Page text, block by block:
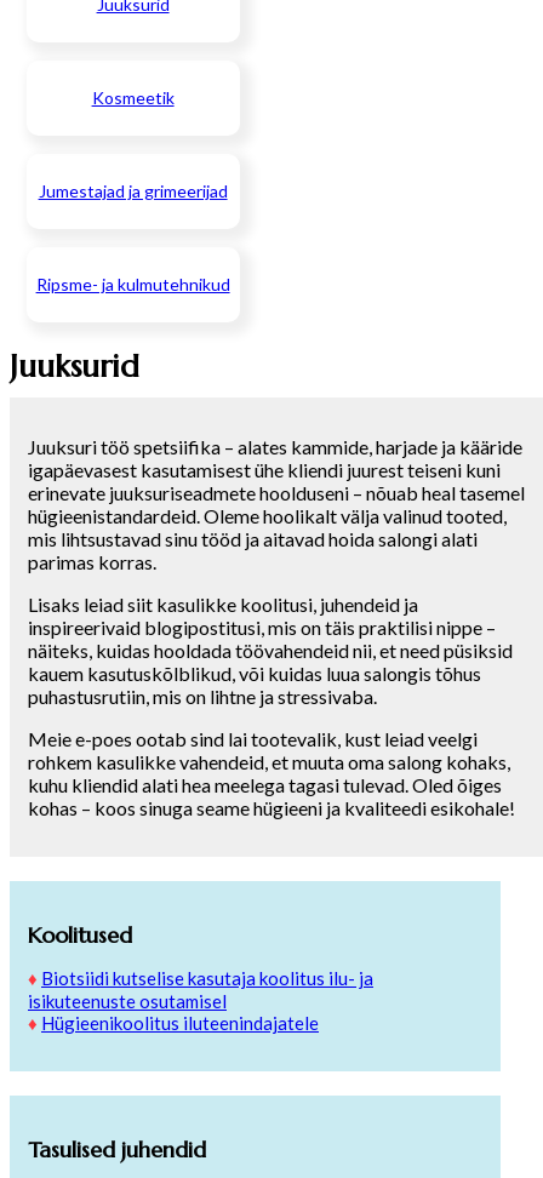
Juuksurid
Kosmeetik
Jumestajad ja grimeerijad
Ripsme- ja kulmutehnikud
Juuksurid
Juuksuri töö spetsiifika – alates kammide, harjade ja kääride
igapäevasest kasutamisest ühe kliendi juurest teiseni kuni
erinevate juuksuriseadmete hoolduseni – nõuab heal tasemel
hügieenistandardeid. Oleme hoolikalt välja valinud tooted,
mis lihtsustavad sinu tööd ja aitavad hoida salongi alati
parimas korras.
Lisaks leiad siit kasulikke koolitusi, juhendeid ja
inspireerivaid blogipostitusi, mis on täis praktilisi nippe –
näiteks, kuidas hooldada töövahendeid nii, et need püsiksid
kauem kasutuskõlblikud, või kuidas luua salongis tõhus
puhastusrutiin, mis on lihtne ja stressivaba.
Meie e-poes ootab sind lai tootevalik, kust leiad veelgi
rohkem kasulikke vahendeid, et muuta oma salong kohaks,
kuhu kliendid alati hea meelega tagasi tulevad. Oled õiges
kohas – koos sinuga seame hügieeni ja kvaliteedi esikohale!
Koolitused
♦ Biotsiidi kutselise kasutaja koolitus ilu- ja
isikuteenuste osutamisel
♦ Hügieenikoolitus iluteenindajatele
Tasulised juhendid